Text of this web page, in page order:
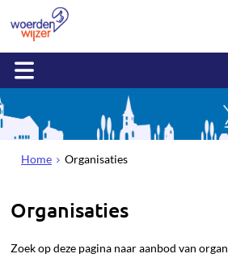
Home Organisaties
Organisaties
Zoek op deze pagina naar aanbod van